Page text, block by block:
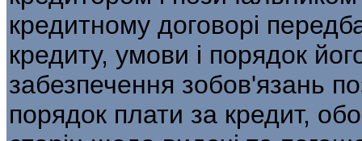
кредитному договорі
кредиту, умови і порядок
забезпечення зобов'язань
порядок плати за кредит,